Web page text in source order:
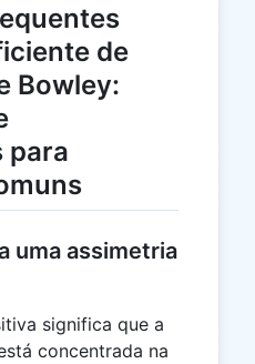
de
Bowley:
para
uma assimetria
significa que a
concentrada na